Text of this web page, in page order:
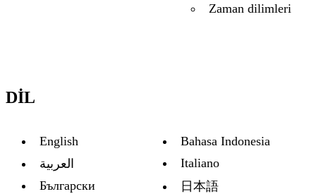
Zaman dilimleri
DIL
English
العربية
Български
Bahasa Indonesia
Italiano
日本語